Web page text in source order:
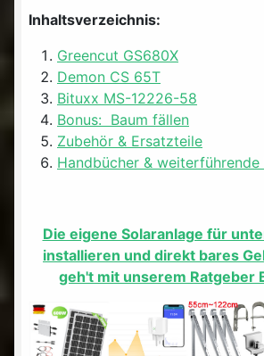
Inhaltsverzeichnis:
Greencut GS680X
Demon CS 65T
Bituxx MS-12226-58
Bonus: Baum fällen
Zubehör & Ersatzteile
Handbücher &
Die eigene Solaranlage für
installieren und direkt bares
geh't mit unserem Ratgeber